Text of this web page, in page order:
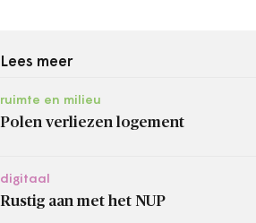
Lees meer
ruimte en milieu
Polen verliezen logement
digitaal
Rustig aan met het NUP